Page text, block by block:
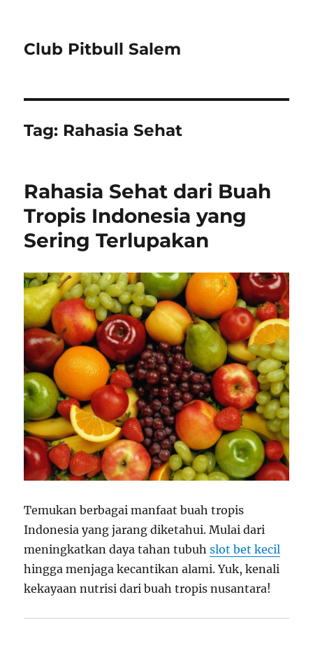
Club Pitbull Salem
Tag: Rahasia Sehat
Rahasia Sehat dari Buah
Tropis Indonesia yang
Sering Terlupakan
Temukan berbagai manfaat buah tropis
Indonesia yang jarang diketahui. Mulai dari
meningkatkan daya tahan tubuhslot bet kecil
hingga menjaga kecantikan alami. Yuk, kenali
kekayaan nutrisi dari buah tropis nusantara!